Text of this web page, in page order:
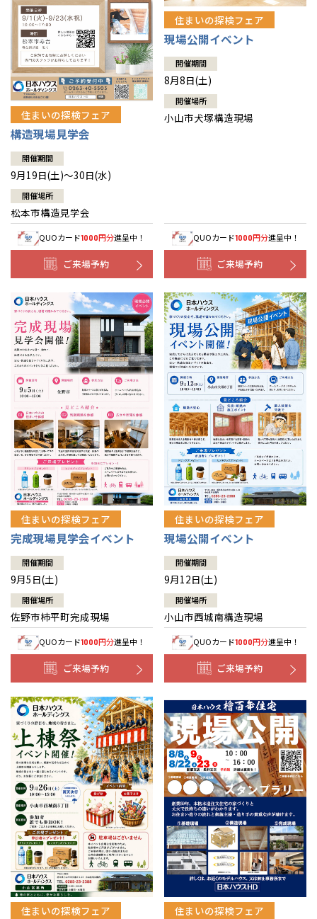
住まいの探検フェア
構造現場見学会
開催期間
9月19日(土)～30日(水)
開催場所
松本市構造見学会
QUOカード1000円分進呈中！
ご来場予約
住まいの探検フェア
現場公開イベント
開催期間
8月8日(土)
開催場所
小山市犬塚構造現場
QUOカード1000円分進呈中！
ご来場予約
住まいの探検フェア
完成現場見学会イベント
開催期間
9月5日(土)
開催場所
佐野市柿平町完成現場
QUOカード1000円分進呈中！
ご来場予約
住まいの探検フェア
現場公開イベント
開催期間
9月12日(土)
開催場所
小山市西城南構造現場
QUOカード1000円分進呈中！
ご来場予約
住まいの探検フェア 住まいの探検フェア